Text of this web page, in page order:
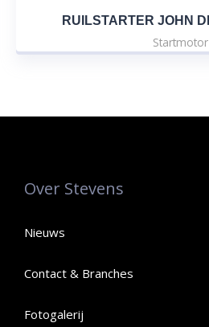
RUILSTARTER JOHN
Startmotor
Over Stevens
Nieuws
Contact & Branches
Fotogalerij